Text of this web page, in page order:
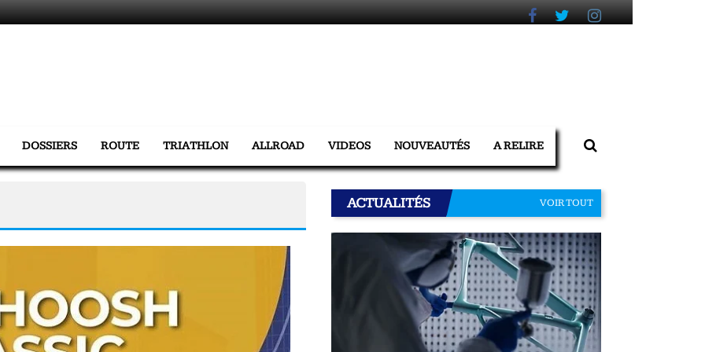
DOSSIERS ROUTE TRIATHLON ALLROAD VIDEOS NOUVEAUTÉS A RELIRE
ACTUALITÉS VOIR TOUT